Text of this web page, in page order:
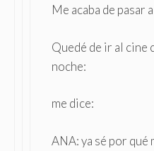
Me acaba de pasar
Quedé de ir al cine
noche:
me dice:
ANA: ya sé por